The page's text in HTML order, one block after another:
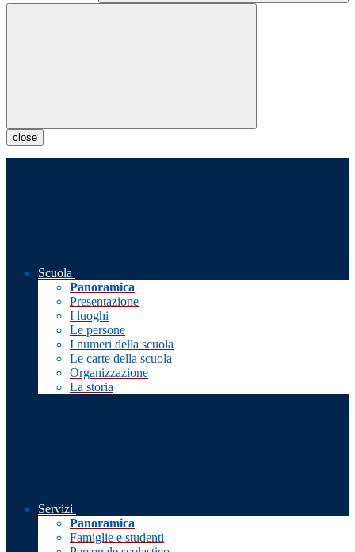
close
Scuola
Panoramica
Presentazione
I luoghi
Le persone
I numeri della scuola
Le carte della scuola
Organizzazione
La storia
Servizi
Panoramica
Famiglie e studenti